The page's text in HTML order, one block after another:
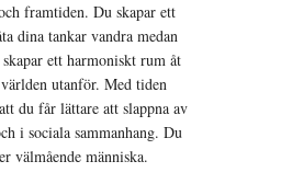
framtiden. Du skapar ett
dina tankar vandra medan
ett harmoniskt rum åt
utanför. Med tiden
du får lättare att slappna av
i sociala sammanhang. Du
välmående människa.